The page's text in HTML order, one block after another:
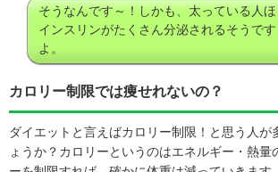
そうなんです～！しかも、太っている人
インスリンがたくさん分泌されるそうです
よ。
カロリー制限では痩せれないの？
ダイエットと言えばカロリー制限！と思う人が
ょうか？カロリーというのはエネルギー・熱量